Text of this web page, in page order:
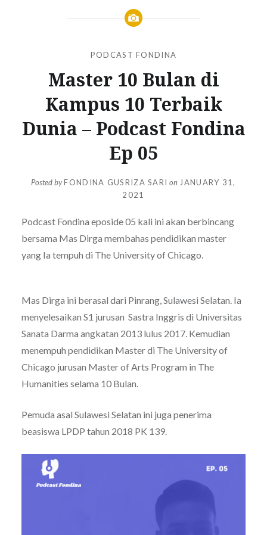
PODCAST FONDINA
Master 10 Bulan di
Kampus 10 Terbaik
Dunia – Podcast Fondina
Ep 05
Posted byFONDINA GUSRIZA SARI on JANUARY 31,
2021
Podcast Fondina eposide 05 kali ini akan berbincang
bersama Mas Dirga membahas pendidikan master
yang Ia tempuh di The University of Chicago.
Mas Dirga ini berasal dari Pinrang, Sulawesi Selatan. Ia
menyelesaikan S1 jurusan Sastra Inggris di Universitas
Sanata Darma angkatan 2013 lulus 2017. Kemudian
menempuh pendidikan Master di The University of
Chicago jurusan Master of Arts Program in The
Humanities selama 10 Bulan.
Pemuda asal Sulawesi Selatan ini juga penerima
beasiswa LPDP tahun 2018 PK 139.